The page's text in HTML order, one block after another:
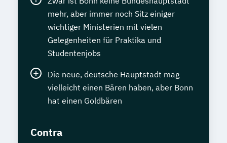
mehr, aber immer noch Sitz einiger
wichtiger Ministerien mit vielen
Gelegenheiten für Praktika und
Studentenjobs
Die neue, deutsche Hauptstadt mag
vielleicht einen Bären haben, aber Bonn
hat einen Goldbären
Contra